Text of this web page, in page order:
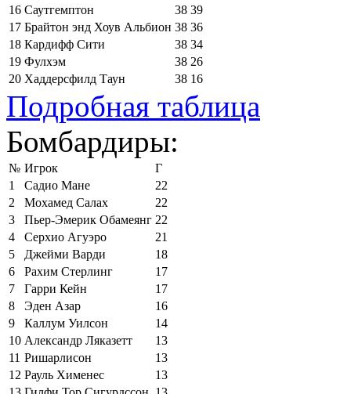
16 Саутгемптон 38 39
17 Брайтон энд Хоув Альбион 38 36
18 Кардифф Сити 38 34
19 Фулхэм 38 26
20 Хаддерсфилд Таун 38 16
Подробная таблица
Бомбардиры:
№ Игрок
Г
1
Садио Мане
22
2
Мохамед Салах
22
3
Пьер-Эмерик Обамеянг 22
4
Серхио Агуэро
21
5
Джейми Варди
18
6
Рахим Стерлинг
17
7
Гарри Кейн
17
8
Эден Азар
16
9
Каллум Уилсон
14
10 Александр Ляказетт
13
11 Ришарлисон
13
12 Рауль Хименес
13